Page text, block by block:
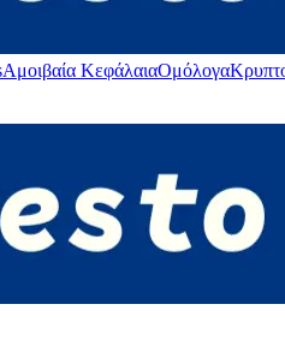
Αμοιβαία ΚεφάλαιαΟμόλογα